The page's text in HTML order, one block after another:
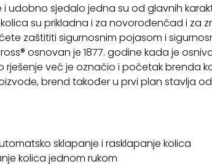
i udobno sjedalo jedna su od glavnih
su prikladna i za novorođenčad i za
zaštititi sigurnosnim pojasom i
osnovan je 1877. godine kada je
već je označio i početak brenda
brend također u prvi plan stavlja
sklapanje i rasklapanje kolica
kolica jednom rukom